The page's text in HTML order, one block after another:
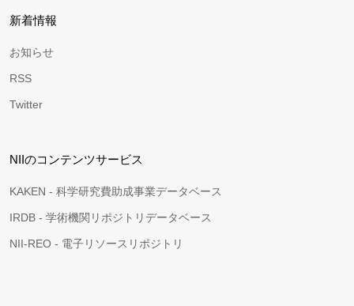
新着情報
お知らせ
RSS
Twitter
NIIのコンテンツサービス
KAKEN - 科学研究費助成事業データベース
IRDB - 学術機関リポジトリデータベース
NII-REO - 電子リソースリポジトリ